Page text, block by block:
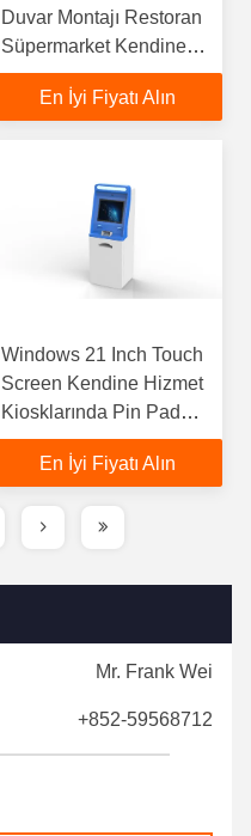
Duvar Montajı Restoran
Süpermarket Kendine
Çekme Makinesi
En İyi Fiyatı Alın
Windows 21 Inch Touch
Screen Kendine Hizmet
Kiosklarında Pin Pad
NFC Kart Okuyucu ile
Kontrol Et
En İyi Fiyatı Alın
Mr. Frank Wei
+852-59568712